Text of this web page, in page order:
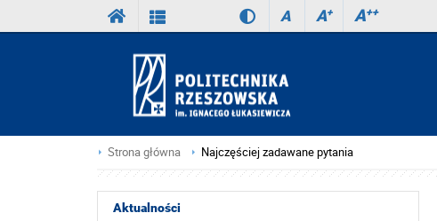
A A+ A++
Strona główna Najczęściej zadawane pytania
Aktualności